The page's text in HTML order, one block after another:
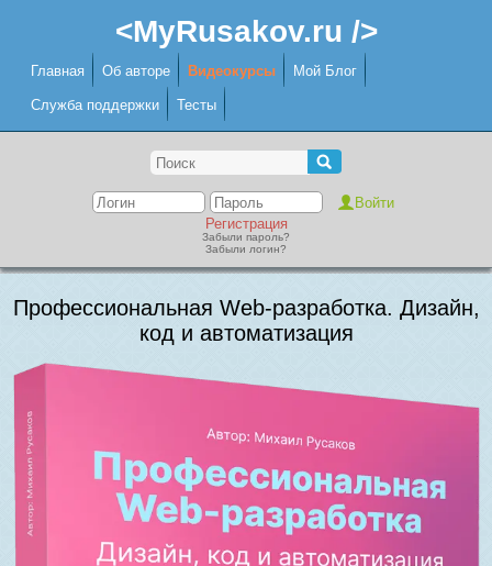
<MyRusakov.ru />
Главная Об авторе Видеокурсы Мой Блог
Служба поддержки Тесты
Регистрация
Забыли пароль?
Забыли логин?
Профессиональная Web-разработка. Дизайн,
код и автоматизация